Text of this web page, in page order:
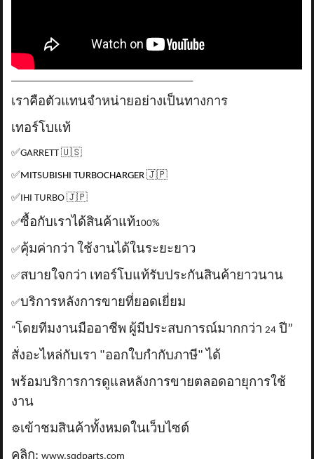
เราคือตัวแทนจำหน่ายอย่างเป็นทางการ
เทอร์โบแท้
✅GARRETT🇺🇸
✅ MITSUBISHI TURBOCHARGER 🇯🇵
✅ IHI TURBO🇯🇵
✅ซื้อกับเราได้สินค้าแท้100%
✅คุ้มค่ากว่า ใช้งานได้ในระยะยาว
✅สบายใจกว่า เทอร์โบแท้รับประกันสินค้ายาวนาน
✅บริการหลังการขายที่ยอดเยี่ยม
“ โดยทีมงานมืออาชีพ ผู้มีประสบการณ์มากกว่า24 ปี”
สั่งอะไหล่กับเรา "ออกใบกำกับภาษี" ได้
พร้อมบริการการดูแลหลังการขายตลอดอายุการใช้
งาน
⚙️เข้าชมสินค้าทั้งหมดในเว็บไซต์
คลิก:www.sqdparts.com